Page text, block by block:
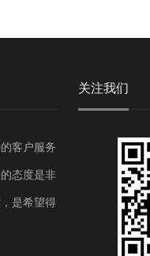
客户服务
态度是非
是希望得
关注我们